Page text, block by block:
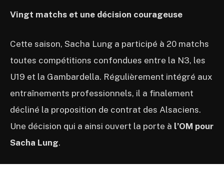
Vingt matchs et une décision courageuse
Cette saison, Sacha Lung a participé à 20 matchs
toutes compétitions confondues entre la N3, les
U19 et la Gambardella. Régulièrement intégré aux
entraînements professionnels, il a finalement
décliné la proposition de contrat des Alsaciens.
Une décision qui a ainsi ouvert la porte à l’OM pour
Sacha Lung.